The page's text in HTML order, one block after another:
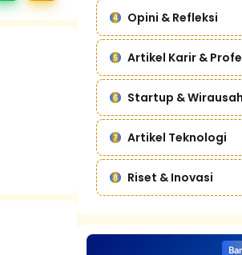
Opini & Refleksi
Artikel Karir &
Startup &
Artikel Teknologi
Riset & Inovasi